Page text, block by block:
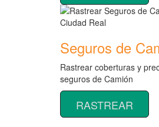
Seguros de
Rastrear coberturas y
seguros de Camión
RASTREAR